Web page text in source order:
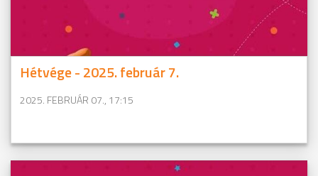
Hétvége - 2025. február 7.
2025. FEBRUÁR 07., 17:15